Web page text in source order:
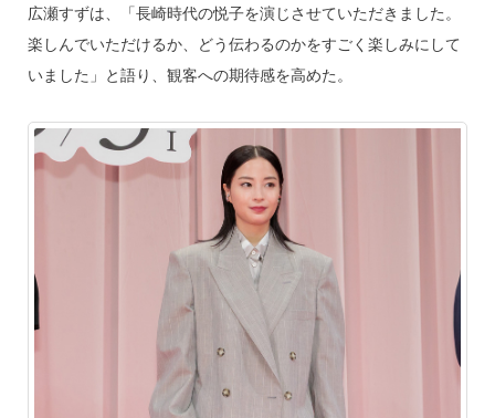
広瀬すずは、「長崎時代の悦子を演じさせていただきました。
楽しんでいただけるか、どう伝わるのかをすごく楽しみにして
いました」と語り、観客への期待感を高めた。